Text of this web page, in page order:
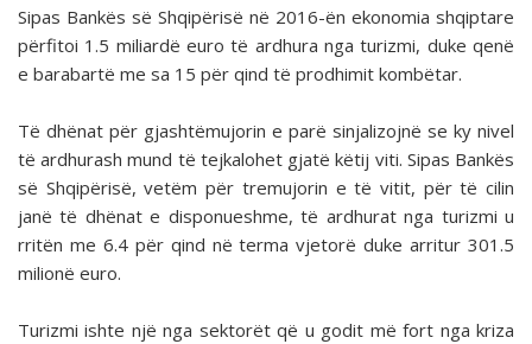
Sipas Bankës së Shqipërisë në 2016-ën ekonomia shqiptare
përfitoi 1.5 miliardë euro të ardhura nga turizmi, duke qenë
e barabartë me sa 15 për qind të prodhimit kombëtar.
Të dhënat për gjashtëmujorin e parë sinjalizojnë se ky nivel
të ardhurash mund të tejkalohet gjatë këtij viti. Sipas Bankës
së Shqipërisë, vetëm për tremujorin e të vitit, për të cilin
janë të dhënat e disponueshme, të ardhurat nga turizmi u
rritën me 6.4 për qind në terma vjetorë duke arritur 301.5
milionë euro.
Turizmi ishte një nga sektorët që u godit më fort nga kriza